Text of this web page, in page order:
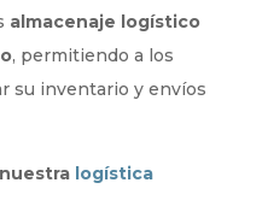
almacenaje logístico
, permitiendo a los
su inventario y envíos
logística